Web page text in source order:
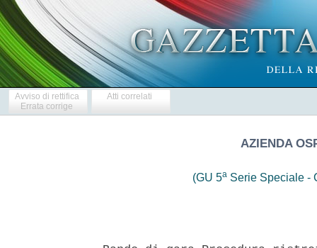
Avviso di rettifica
Errata corrige
Atti correlati
AZIENDA
(GU 5a Serie Speciale -